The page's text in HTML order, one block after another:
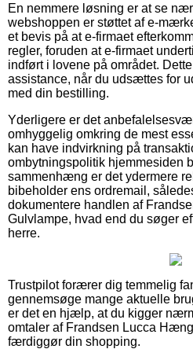
En nemmere løsning er at se
webshoppen er støttet af e-
et bevis på at e-firmaet
regler, foruden at e-firmaet
indført i lovene på området.
assistance, når du udsættes for
med din bestilling.
Yderligere er det
omhyggelig omkring de mest
kan have indvirkning på
ombytningspolitik hjemmesiden
sammenhæng er det ydermere
bibeholder ens ordremail,
dokumentere handlen af
Gulvlampe, hvad end du søger
herre.
Trustpilot forærer dig temmelig
gennemsøge mange aktuelle
er det en hjælp, at du kigger
omtaler af Frandsen Lucca
færdiggør din shopping.